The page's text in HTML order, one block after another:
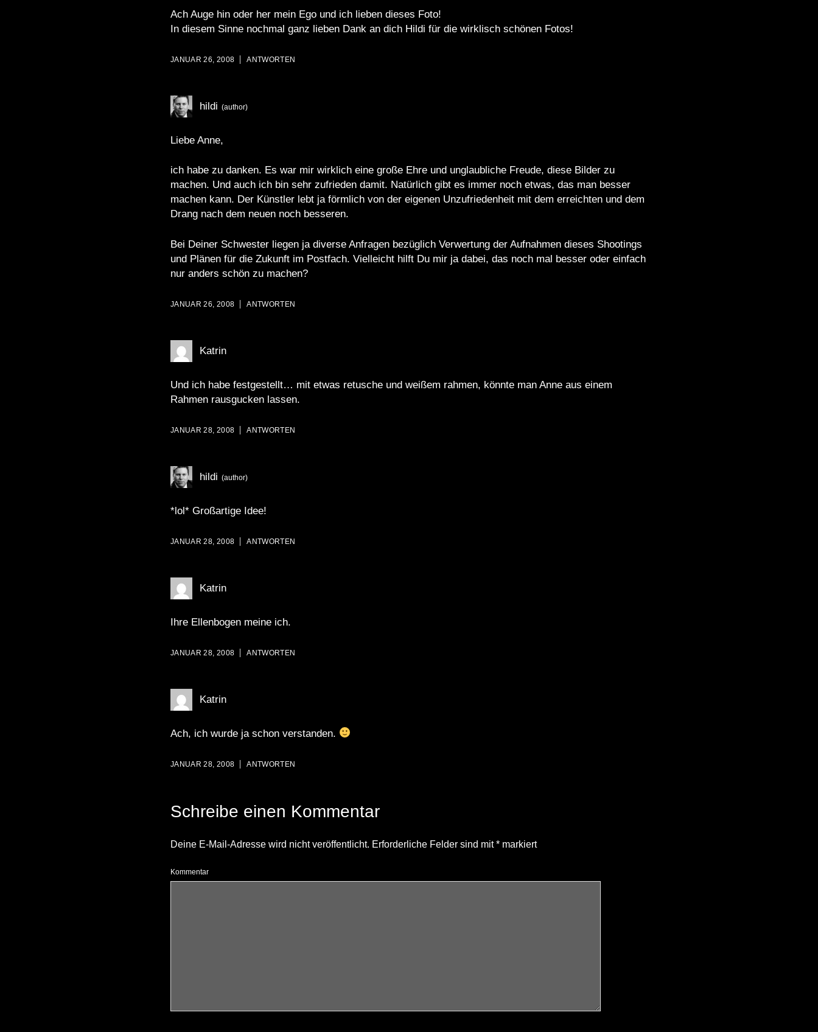
Ach Auge hin oder her mein Ego und ich lieben dieses Foto!
In diesem Sinne nochmal ganz lieben Dank an dich Hildi für die wirklisch schönen Fotos!
JANUAR 26, 2008 ANTWORTEN
hildi
Liebe Anne,
ich habe zu danken. Es war mir wirklich eine große Ehre und unglaubliche Freude, diese Bilder zu
machen. Und auch ich bin sehr zufrieden damit. Natürlich gibt es immer noch etwas, das man besser
machen kann. Der Künstler lebt ja förmlich von der eigenen Unzufriedenheit mit dem erreichten und dem
Drang nach dem neuen noch besseren.
Bei Deiner Schwester liegen ja diverse Anfragen bezüglich Verwertung der Aufnahmen dieses Shootings
und Plänen für die Zukunft im Postfach. Vielleicht hilft Du mir ja dabei, das noch mal besser oder einfach
nur anders schön zu machen?
JANUAR 26, 2008 ANTWORTEN
Katrin
Und ich habe festgestellt… mit etwas retusche und weißem rahmen, könnte man Anne aus einem
Rahmen rausgucken lassen.
JANUAR 28, 2008 ANTWORTEN
hildi
*lol* Großartige Idee!
JANUAR 28, 2008 ANTWORTEN
Katrin
Ihre Ellenbogen meine ich.
JANUAR 28, 2008 ANTWORTEN
Katrin
Ach, ich wurde ja schon verstanden.
JANUAR 28, 2008 ANTWORTEN
Schreibe einen Kommentar
Deine E-Mail-Adresse wird nicht veröffentlicht. Erforderliche Felder sind mit*markiert
Kommentar